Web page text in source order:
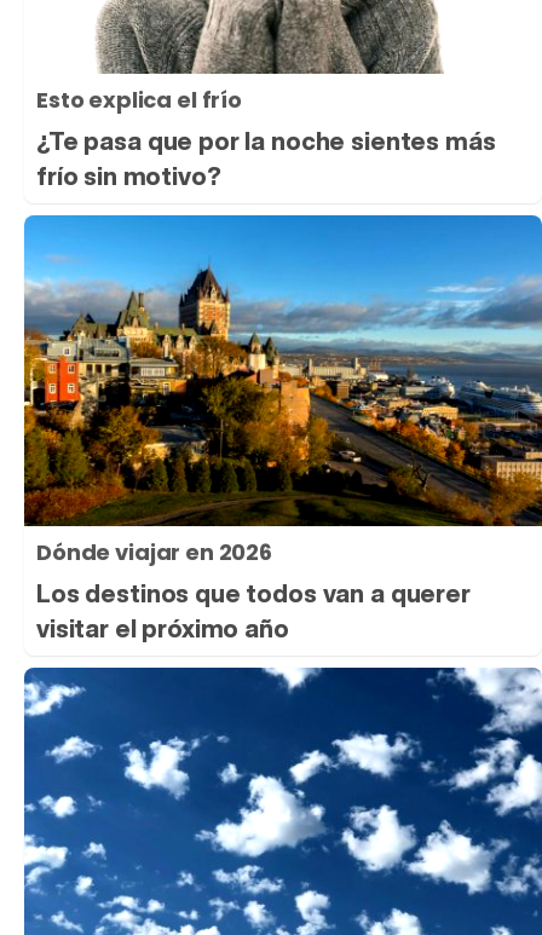
Esto explica el frío
¿Te pasa que por la noche sientes más
frío sin motivo?
Dónde viajar en 2026
Los destinos que todos van a querer
visitar el próximo año